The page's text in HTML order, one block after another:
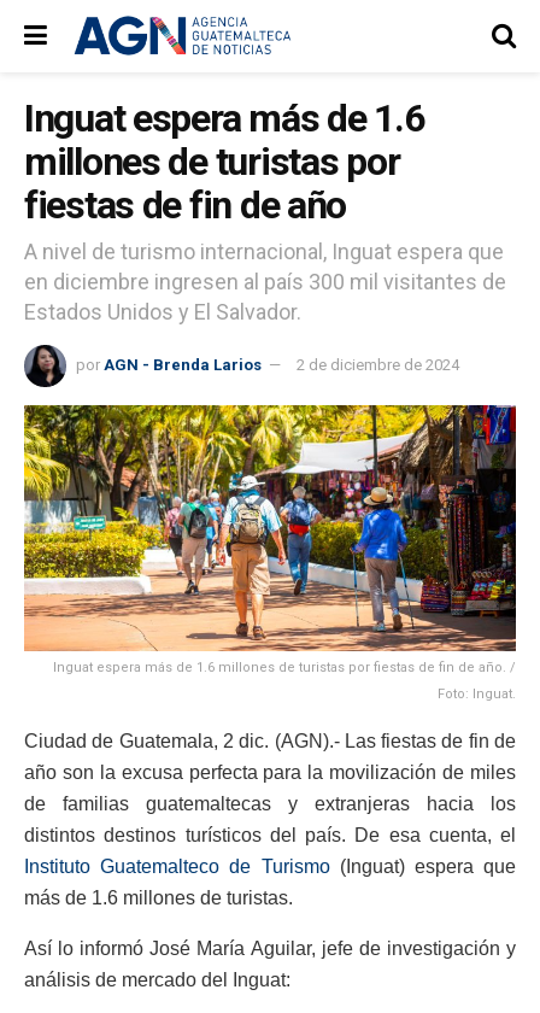
Inguat espera más de 1.6
millones de turistas por
fiestas de fin de año
A nivel de turismo internacional, Inguat espera que
en diciembre ingresen al país 300 mil visitantes de
Estados Unidos y El Salvador.
por AGN - Brenda Larios 2 de diciembre de 2024
Inguat espera más de 1.6 millones de turistas por fiestas de fin de año. /
Foto: Inguat.
Ciudad de Guatemala, 2 dic. (AGN).- Las fiestas de fin de
año son la excusa perfecta para la movilización de miles
de familias guatemaltecas y extranjeras hacia los
distintos destinos turísticos del país. De esa cuenta, el
Instituto Guatemalteco de Turismo(Inguat) espera que
más de 1.6 millones de turistas.
Así lo informó José María Aguilar, jefe de investigación y
análisis de mercado del Inguat: